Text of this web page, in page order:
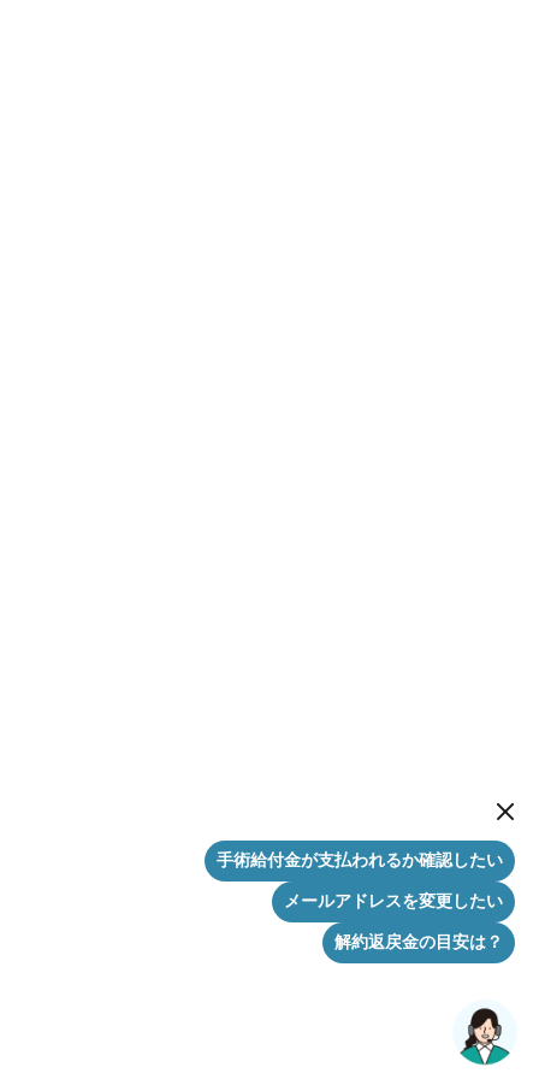
New
手術給付金が支払われるか確認したい
メールアドレスを変更したい
解約返戻金の目安は？